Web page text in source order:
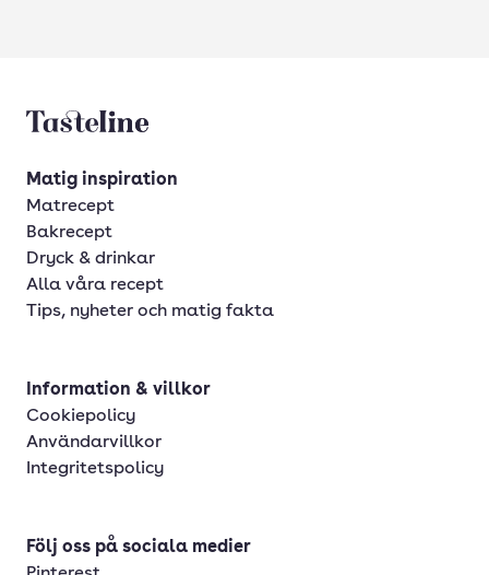
Tasteline startsida
Matig inspiration
Matrecept
Bakrecept
Dryck & drinkar
Alla våra recept
Tips, nyheter och matig fakta
Information & villkor
Cookiepolicy
Användarvillkor
Integritetspolicy
Följ oss på sociala medier